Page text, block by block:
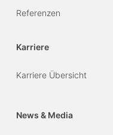
Referenzen
Karriere
Karriere Übersicht
News & Media